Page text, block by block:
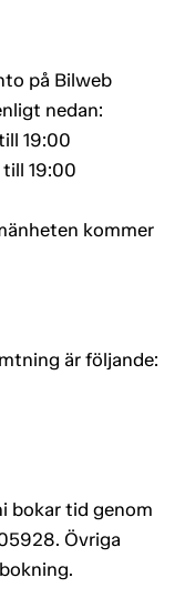
på Bilweb
nedan:
19:00
19:00
kommer
är följande:
bokar tid genom
Övriga